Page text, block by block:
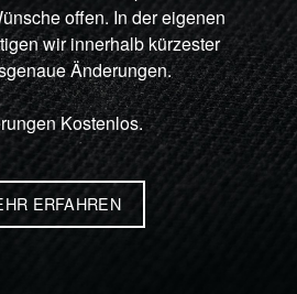
offen. In der eigenen
wir innerhalb kürzester
Änderungen.
Kostenlos.
ERFAHREN